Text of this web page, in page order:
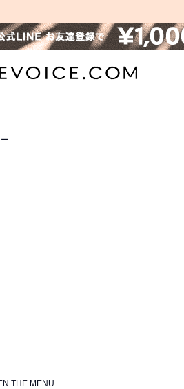
THE MENU